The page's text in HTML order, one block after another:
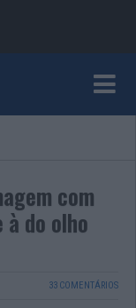
com
do olho
33 COMENTÁRIOS